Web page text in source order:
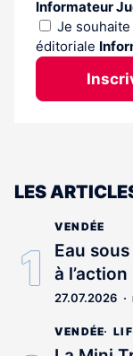
Informateur
Je
éditoriale
LES
VENDÉE
Eau
à l’action
27.07.2026
VENDÉE